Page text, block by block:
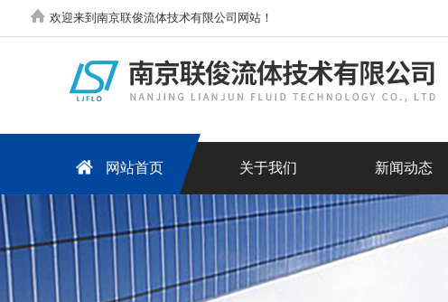
欢迎来到南京联俊流体技术有限公司网站！
网站首页 关于我们 新闻动态